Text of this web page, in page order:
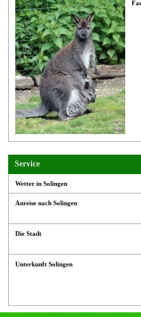
Service
Wetter in Solingen
Anreise nach Solingen
Die Stadt
Unterkunft Solingen